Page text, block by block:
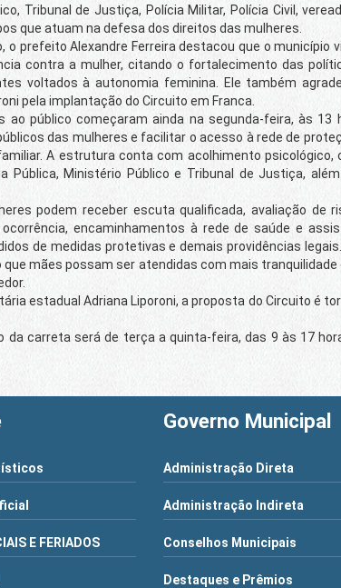
Tribunal de Justiça, Polícia Militar, Polícia Civil,
que atuam na defesa dos direitos das mulheres.
Alexandre Ferreira destacou que o município
contra a mulher, citando o fortalecimento das
voltados à autonomia feminina. Ele também
pela implantação do Circuito em Franca.
começaram ainda na segunda-feira, às 13
das mulheres e facilitar o acesso à rede de
A estrutura conta com acolhimento psicológico,
Pública, Ministério Público e Tribunal de Justiça,
podem receber escuta qualificada, avaliação de
encaminhamentos à rede de saúde e
de medidas protetivas e demais providências
que mães possam ser atendidas com mais
Adriana Liporoni, a proposta do Circuito é
será de terça a quinta-feira, das 9 às 17
E FERIADOS
Governo Municipal
Administração Direta
Administração Indireta
Conselhos Municipais
Destaques e Prêmios